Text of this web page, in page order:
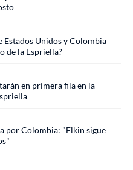
Estados Unidos y Colombia
de la Espriella?
en primera fila en la
por Colombia: "Elkin sigue